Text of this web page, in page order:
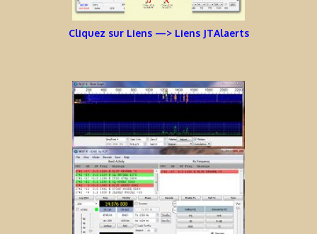
Cliquez sur Liens —> Liens JTAlaerts